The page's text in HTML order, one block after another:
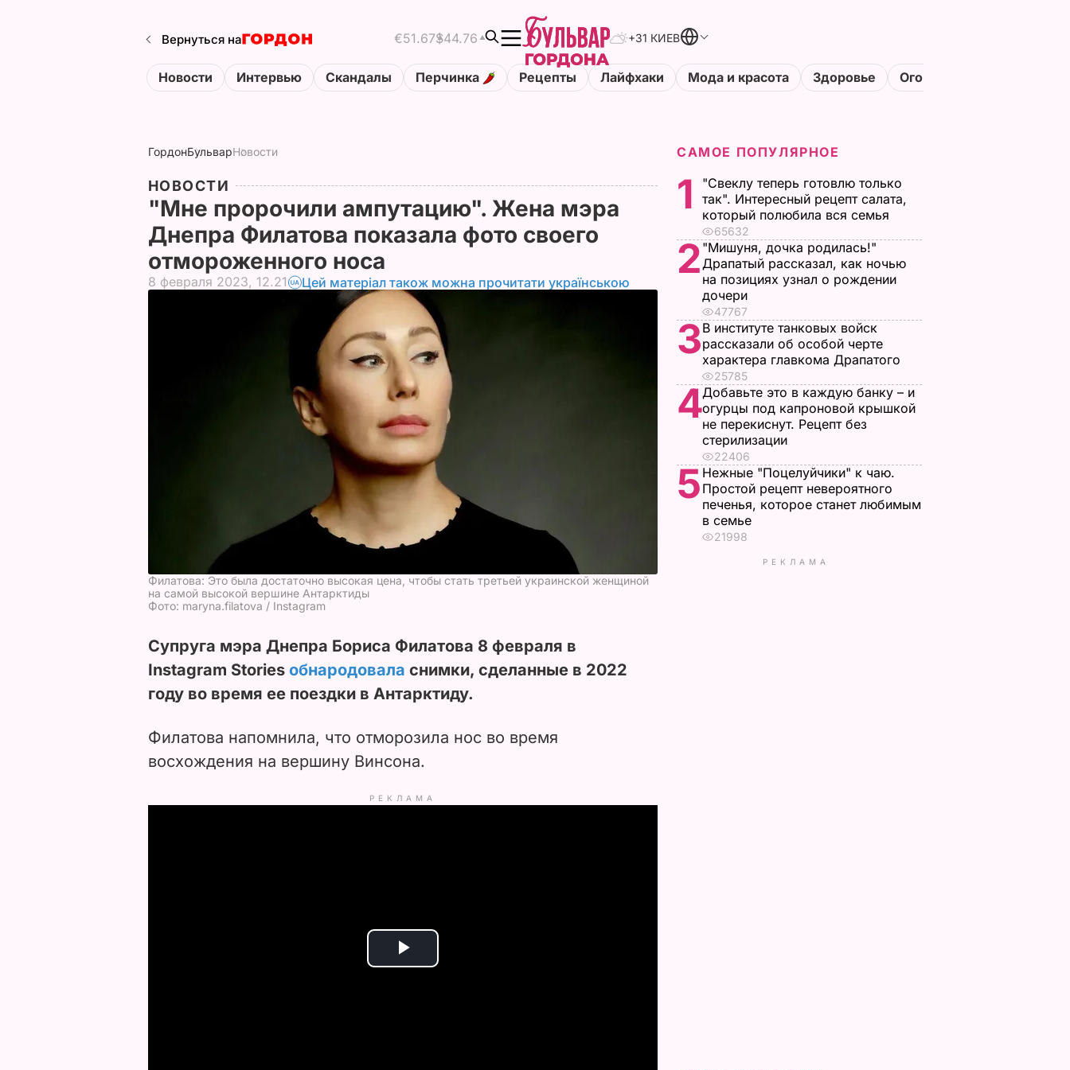
Вернуться на €51.67$44.76 +31 КИЕВ
Новости Интервью Скандалы Перчинка Рецепты Лайфхаки Мода и красота Здоровье Огороды
ГордонБульварНовости
НОВОСТИ
"Мне пророчили ампутацию". Жена мэра
Днепра Филатова показала фото своего
отмороженного носа
8 февраля 2023, 12.21 Цей матеріал також можна прочитати українською
Филатова: Это была достаточно высокая цена, чтобы стать третьей украинской женщиной
на самой высокой вершине Антарктиды
Фото: maryna.filatova / Instagram
Супруга мэра Днепра Бориса Филатова 8 февраля в
Instagram Stories обнародовала снимки, сделанные в 2022
году во время ее поездки в Антарктиду.
Филатова напомнила, что отморозила нос во время
восхождения на вершину Винсона.
РЕКЛАМА
P
САМОЕ ПОПУЛЯРНОЕ
1
"Свеклу теперь готовлю только
так". Интересный рецепт салата,
который полюбила вся семья
65632
2 "Мишуня, дочка родилась!"
Драпатый рассказал, как ночью
на позициях узнал о рождении
дочери
47767
3В институте танковых войск
рассказали об особой черте
характера главкома Драпатого
25785
4Добавьте это в каждую банку – и
огурцы под капроновой крышкой
не перекиснут. Рецепт без
стерилизации
22406
5 Нежные "Поцелуйчики" к чаю.
Простой рецепт невероятного
печенья, которое станет любимым
в семье
21998
РЕКЛАМА